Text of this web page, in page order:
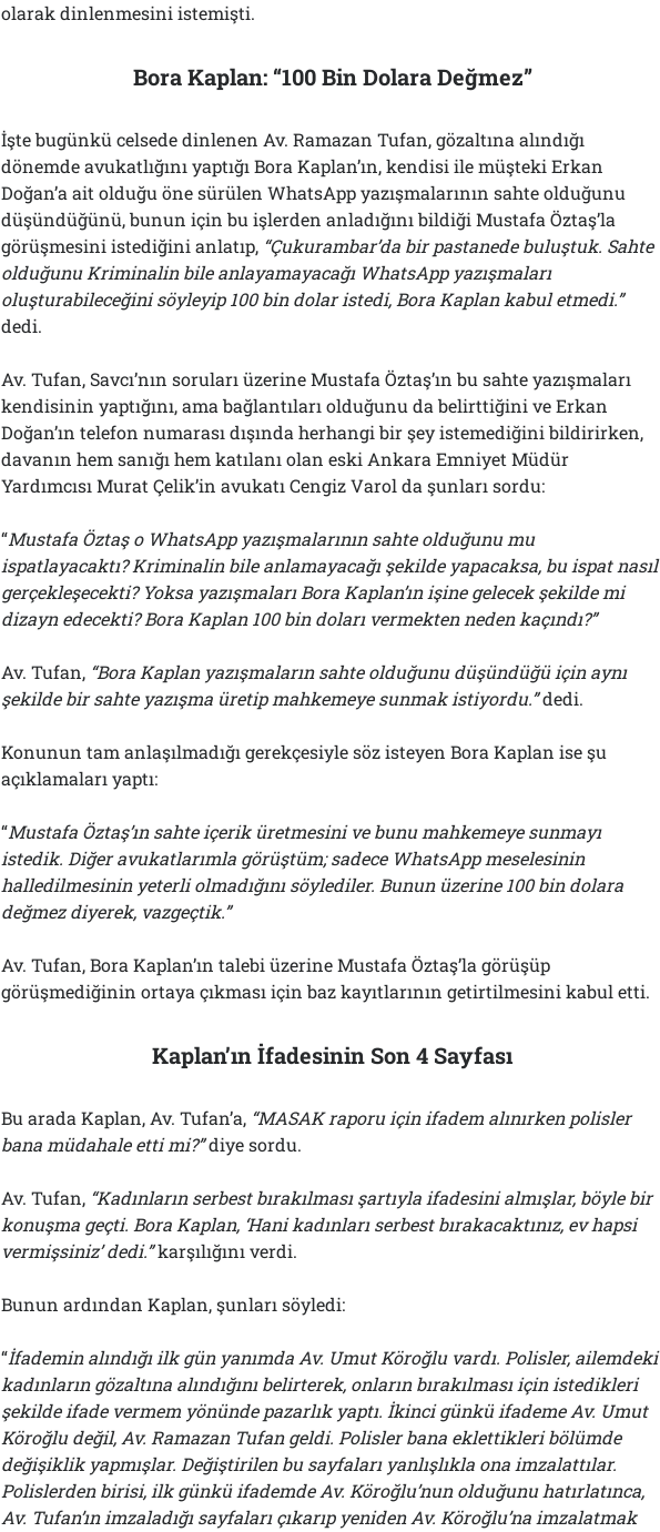
olarak dinlenmesini istemişti.
Bora Kaplan: “100 Bin Dolara Değmez”
İşte bugünkü celsede dinlenen Av. Ramazan Tufan, gözaltına alındığı
dönemde avukatlığını yaptığı Bora Kaplan’ın, kendisi ile müşteki Erkan
Doğan’a ait olduğu öne sürülen WhatsApp yazışmalarının sahte olduğunu
düşündüğünü, bunun için bu işlerden anladığını bildiği Mustafa Öztaş’la
görüşmesini istediğini anlatıp, “Çukurambar’da bir pastanede buluştuk. Sahte
olduğunu Kriminalin bile anlayamayacağı WhatsApp yazışmaları
oluşturabileceğini söyleyip 100 bin dolar istedi, Bora Kaplan kabul etmedi.”
dedi.
Av. Tufan, Savcı’nın soruları üzerine Mustafa Öztaş’ın bu sahte yazışmaları
kendisinin yaptığını, ama bağlantıları olduğunu da belirttiğini ve Erkan
Doğan’ın telefon numarası dışında herhangi bir şey istemediğini bildirirken,
davanın hem sanığı hem katılanı olan eski Ankara Emniyet Müdür
Yardımcısı Murat Çelik’in avukatı Cengiz Varol da şunları sordu:
“Mustafa Öztaş o WhatsApp yazışmalarının sahte olduğunu mu
ispatlayacaktı? Kriminalin bile anlamayacağı şekilde yapacaksa, bu ispat nasıl
gerçekleşecekti? Yoksa yazışmaları Bora Kaplan’ın işine gelecek şekilde mi
dizayn edecekti? Bora Kaplan 100 bin doları vermekten neden kaçındı?”
Av. Tufan, “Bora Kaplan yazışmaların sahte olduğunu düşündüğü için aynı
şekilde bir sahte yazışma üretip mahkemeye sunmak istiyordu.”dedi.
Konunun tam anlaşılmadığı gerekçesiyle söz isteyen Bora Kaplan ise şu
açıklamaları yaptı:
“Mustafa Öztaş’ın sahte içerik üretmesini ve bunu mahkemeye sunmayı
istedik. Diğer avukatlarımla görüştüm; sadece WhatsApp meselesinin
halledilmesinin yeterli olmadığını söylediler. Bunun üzerine 100 bin dolara
değmez diyerek, vazgeçtik.”
Av. Tufan, Bora Kaplan’ın talebi üzerine Mustafa Öztaş’la görüşüp
görüşmediğinin ortaya çıkması için baz kayıtlarının getirtilmesini kabul etti.
Kaplan’ın İfadesinin Son 4 Sayfası
Bu arada Kaplan, Av. Tufan’a, “MASAK raporu için ifadem alınırken polisler
bana müdahale etti mi?”diye sordu.
Av. Tufan, “Kadınların serbest bırakılması şartıyla ifadesini almışlar, böyle bir
konuşma geçti. Bora Kaplan, ‘Hani kadınları serbest bırakacaktınız, ev hapsi
vermişsiniz’ dedi.”karşılığını verdi.
Bunun ardından Kaplan, şunları söyledi:
“İfademin alındığı ilk gün yanımda Av. Umut Köroğlu vardı. Polisler, ailemdeki
kadınların gözaltına alındığını belirterek, onların bırakılması için istedikleri
şekilde ifade vermem yönünde pazarlık yaptı. İkinci günkü ifademe Av. Umut
Köroğlu değil, Av. Ramazan Tufan geldi. Polisler bana eklettikleri bölümde
değişiklik yapmışlar. Değiştirilen bu sayfaları yanlışlıkla ona imzalattılar.
Polislerden birisi, ilk günkü ifademde Av. Köroğlu’nun olduğunu hatırlatınca,
Av. Tufan’ın imzaladığı sayfaları çıkarıp yeniden Av. Köroğlu’na imzalatmak